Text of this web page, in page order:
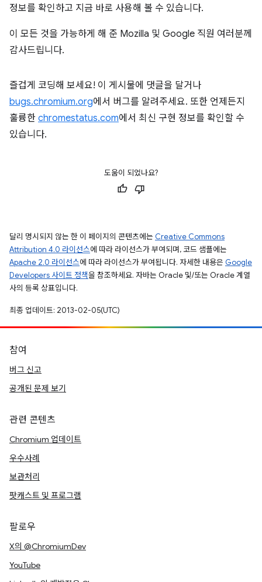
정보를 확인하고 지금 바로 사용해 볼 수 있습니다.
이 모든 것을 가능하게 해 준 Mozilla 및 Google 직원 여러분께
감사드립니다.
즐겁게 코딩해 보세요! 이 게시물에 댓글을 달거나
bugs.chromium.org에서 버그를 알려주세요. 또한 언제든지
훌륭한 chromestatus.com에서 최신 구현 정보를 확인할 수
있습니다.
도움이 되었나요?
달리 명시되지 않는 한 이 페이지의 콘텐츠에는 Creative Commons
Attribution 4.0 라이선스에 따라 라이선스가 부여되며, 코드 샘플에는
Apache 2.0 라이선스에 따라 라이선스가 부여됩니다. 자세한 내용은 Google
Developers 사이트 정책을 참조하세요. 자바는 Oracle 및/또는 Oracle 계열
사의 등록 상표입니다.
최종 업데이트: 2013-02-05(UTC)
참여
버그 신고
공개된 문제 보기
관련 콘텐츠
Chromium 업데이트
우수사례
보관처리
팟캐스트 및 프로그램
팔로우
X의 @ChromiumDev
YouTube